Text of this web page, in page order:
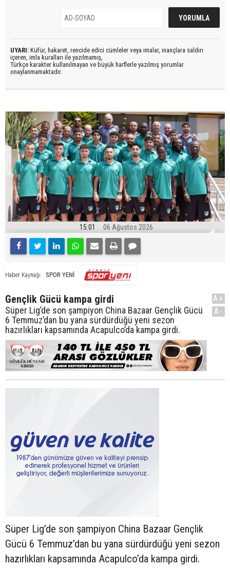
UYARI: Küfür, hakaret, rencide edici cümleler veya imalar, inançlara saldırı
içeren, imla kuralları ile yazılmamış,
Türkçe karakter kullanılmayan ve büyük harflerle yazılmış yorumlar
onaylanmamaktadır.
15:01 06 Ağustos 2026
Haber Kaynağı SPOR YENİ
Gençlik Gücü kampa girdi
Süper Lig’de son şampiyon China Bazaar Gençlik Gücü
6 Temmuz’dan bu yana sürdürdüğü yeni sezon
hazırlıkları kapsamında Acapulco’da kampa girdi.
A+
A-
Süper Lig’de son şampiyon China Bazaar Gençlik
Gücü 6 Temmuz’dan bu yana sürdürdüğü yeni sezon
hazırlıkları kapsamında Acapulco’da kampa girdi.